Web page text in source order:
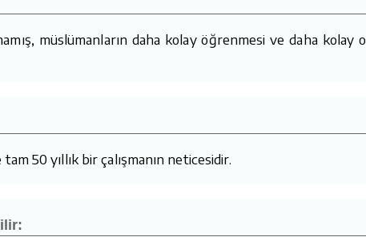
müslümanların daha kolay öğrenmesi ve daha kolay
50 yıllık bir çalışmanın neticesidir.